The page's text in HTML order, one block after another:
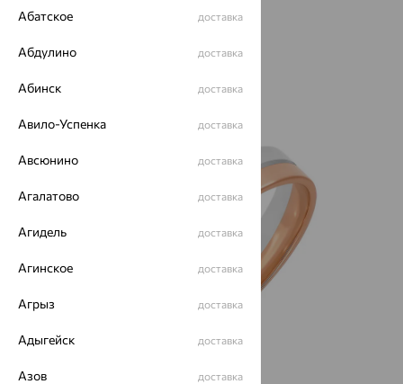
Абатское доставка
Абдулино доставка
Абинск доставка
Авило-Успенка доставка
Авсюнино доставка
Агалатово доставка
Агидель доставка
Агинское доставка
Агрыз доставка
Адыгейск доставка
Азов доставка